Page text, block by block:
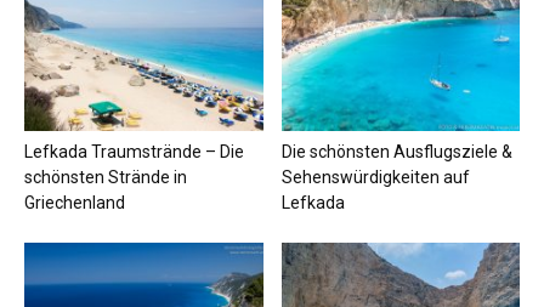
Lefkada Traumstrände – Die
schönsten Strände in
Griechenland
Die schönsten Ausflugsziele &
Sehenswürdigkeiten auf
Lefkada